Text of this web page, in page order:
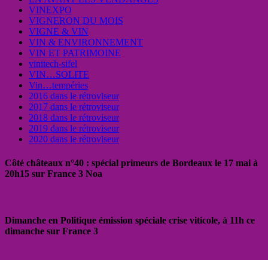
VINEXPO
VIGNERON DU MOIS
VIGNE & VIN
VIN & ENVIRONNEMENT
VIN ET PATRIMOINE
vinitech-sifel
VIN…SOLITE
Vin…tempéries
2016 dans le rétroviseur
2017 dans le rétroviseur
2018 dans le rétroviseur
2019 dans le rétroviseur
2020 dans le rétroviseur
Côté châteaux n°40 : spécial primeurs de Bordeaux le 17 mai à
20h15 sur France 3 Noa
Dimanche en Politique émission spéciale crise viticole, à 11h ce
dimanche sur France 3